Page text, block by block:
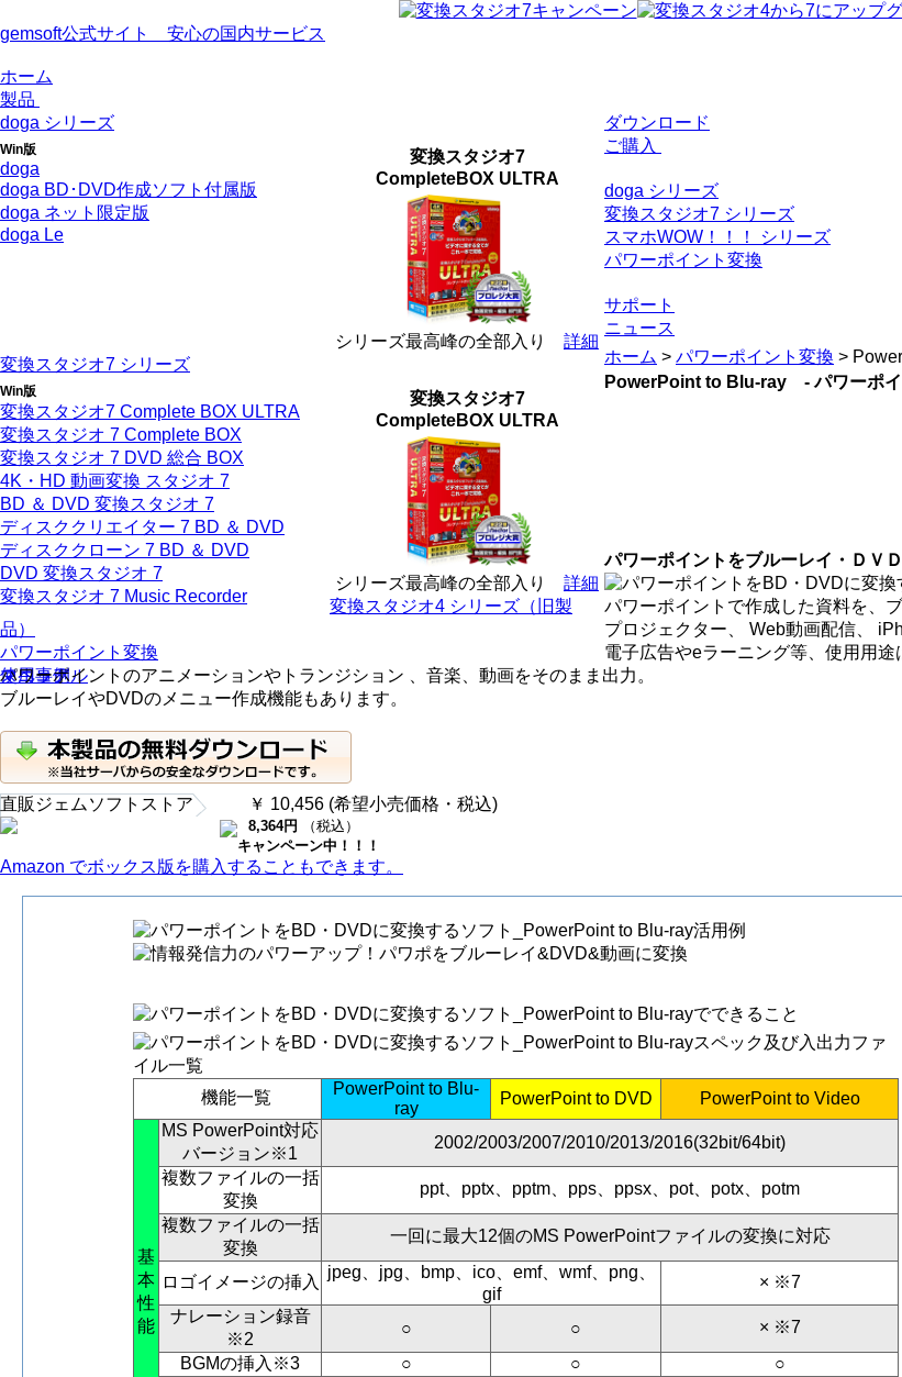
gemsoft公式サイト 安心の国内サービス
ホーム
製品
doga シリーズ
Win版
doga
doga BD･DVD作成ソフト付属版
doga ネット限定版
doga Le
変換スタジオ7
CompleteBOX ULTRA
シリーズ最高峰の全部入り 詳細
変換スタジオ7 シリーズ
Win版
変換スタジオ7 Complete BOX ULTRA
変換スタジオ 7 Complete BOX
変換スタジオ 7 DVD 総合 BOX
4K・HD 動画変換 スタジオ 7
BD ＆ DVD 変換スタジオ 7
ディスククリエイター 7 BD ＆ DVD
ディスククローン 7 BD ＆ DVD
DVD 変換スタジオ 7
変換スタジオ 7 Music Recorder
変換スタジオ7
CompleteBOX ULTRA
シリーズ最高峰の全部入り 詳細
変換スタジオ4 シリーズ（旧製
品）
パワーポイント変換
ダウンロード
ご購入
doga シリーズ
変換スタジオ7 シリーズ
スマホWOW！！！ シリーズ
パワーポイント変換
サポート
ニュース
ホーム > パワーポイント変換 >
PowerPoint to Blu-ray - パワーポ
特徴
スペック
マニュアル
使用事例
パワーポイントをブルーレイ・ＤＶ
パワーポイントで作成した資料を、
プロジェクター、 Web動画配信、
電子広告やeラーニング等、使用用途
パワーポイントのアニメーションやトランジション 、音楽、動画をそのまま出力。
ブルーレイやDVDのメニュー作成機能もあります。
直販ジェムソフトストア ￥ 10,456 (希望小売価格・税込)
8,364円
（税込）
キャンペーン中！！！
Amazon でボックス版を購入することもできます。
機能一覧
PowerPoint to Blu-
ray
PowerPoint to DVD PowerPoint to Video
基
本
性
能
MS PowerPoint対応
バージョン※1
2002/2003/2007/2010/2013/2016(32bit/64bit)
複数ファイルの一括
変換
ppt、pptx、pptm、pps、ppsx、pot、potx、potm
複数ファイルの一括
変換
一回に最大12個のMS PowerPointファイルの変換に対応
ロゴイメージの挿入
jpeg、jpg、bmp、ico、emf、wmf、png、
gif
× ※7
ナレーション録音
※2
○ ○
× ※7
BGMの挿入※3
○ ○
○